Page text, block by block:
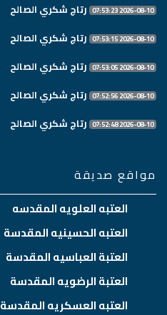
2026-08-10 07:53:23 رتاج شكري الصالح
2026-08-10 07:53:15 رتاج شكري الصالح
2026-08-10 07:53:05 رتاج شكري الصالح
2026-08-10 07:52:56 رتاج شكري الصالح
2026-08-10 07:52:48 رتاج شكري الصالح
مواقع صديقة
العتبه العلويه المقدسه
العتبه الحسينيه المقدسة
العتبة العباسيه المقدسة
العتبة الرضويه المقدسة
العتبه العسكريه المقدسة